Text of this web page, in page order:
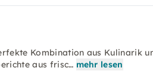
Kombination aus Kulinarik
aus frisc… mehr lesen